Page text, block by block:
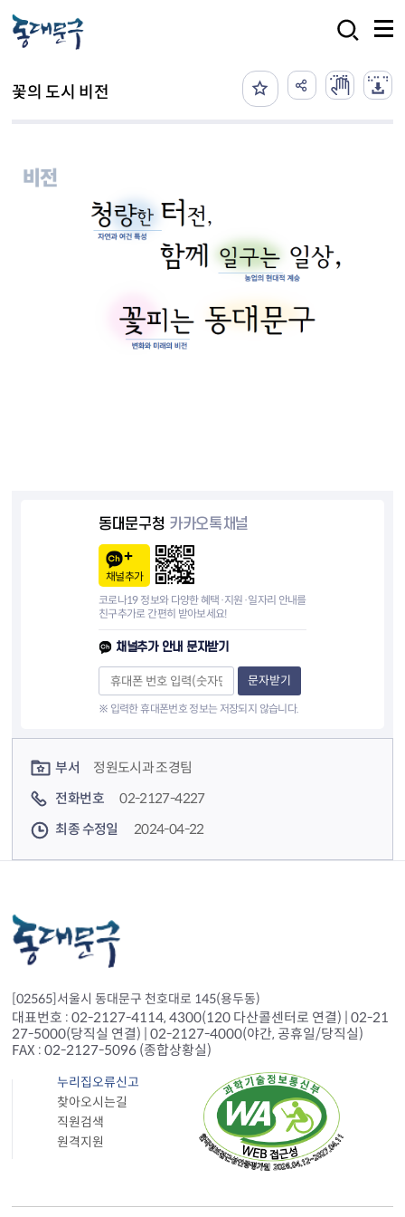
꽃의 도시 비전
동대문구청 카카오톡채널
채널추가
코로나19 정보와 다양한 혜택·지원·일자리 안내를
친구추가로 간편히 받아보세요!
채널추가 안내 문자받기
문자받기
※ 입력한 휴대폰번호 정보는 저장되지 않습니다.
부서
정원도시과 조경팀
전화번호
02-2127-4227
최종 수정일
2024-04-22
[02565]서울시 동대문구 천호대로 145(용두동)
대표번호 : 02-2127-4114, 4300(120 다산콜센터로 연결) | 02-21
27-5000(당직실 연결) | 02-2127-4000(야간, 공휴일/당직실)
FAX : 02-2127-5096 (종합상황실)
누리집오류신고
찾아오시는길
직원검색
원격지원